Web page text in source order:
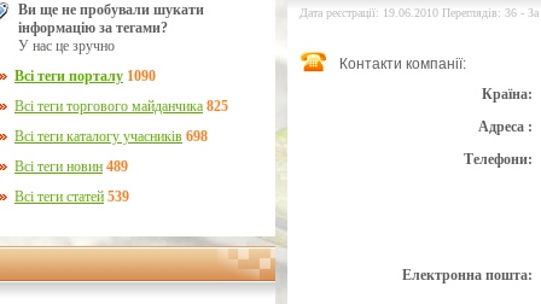
Ви ще не пробували шукати
інформацію за тегами?
У нас це зручно
Всі теги порталу 1090
Всі теги торгового майданчика 825
Всі теги каталогу учасників 698
Всі теги новин 489
Всі теги статей 539
Дата реєстрації: 19.06.2010 Переглядів: 36 -
Контакти компанії:
Країна:
Адреса :
Телефони:
Електронна пошта: